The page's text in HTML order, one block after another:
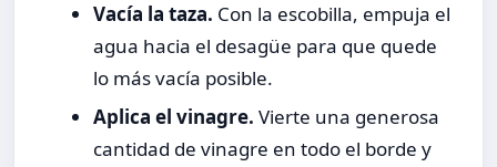
Vacía la taza. Con la escobilla, empuja el
agua hacia el desagüe para que quede
lo más vacía posible.
Aplica el vinagre. Vierte una generosa
cantidad de vinagre en todo el borde y